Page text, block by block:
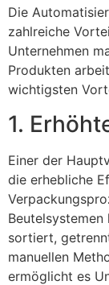
Die
zahlreiche
Unternehmen
Produkten
wichtigsten
1.
Einer der
die erhebliche
sortiert,
manuellen
ermöglicht es